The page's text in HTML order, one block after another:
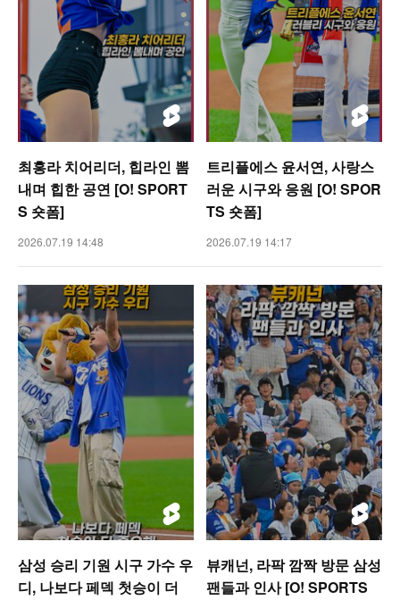
최홍라 치어리더, 힙라인 뽐
내며 힙한 공연 [O! SPORT
S 숏폼]
2026.07.19 14:48
트리플에스 윤서연, 사랑스
러운 시구와 응원 [O! SPOR
TS 숏폼]
2026.07.19 14:17
삼성 승리 기원 시구 가수 우
디, 나보다 페덱 첫승이 더
뷰캐넌, 라팍 깜짝 방문 삼성
팬들과 인사 [O! SPORTS